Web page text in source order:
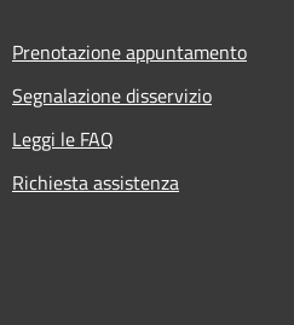
Prenotazione appuntamento
Segnalazione disservizio
Leggi le FAQ
Richiesta assistenza